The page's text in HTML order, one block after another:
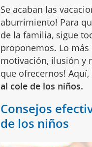
Se acaban las
aburrimiento! Para
de la familia, sigue
proponemos. Lo
motivación, ilusión y
que ofrecernos! Aquí,
al cole de los niños.
Consejos
de los niños